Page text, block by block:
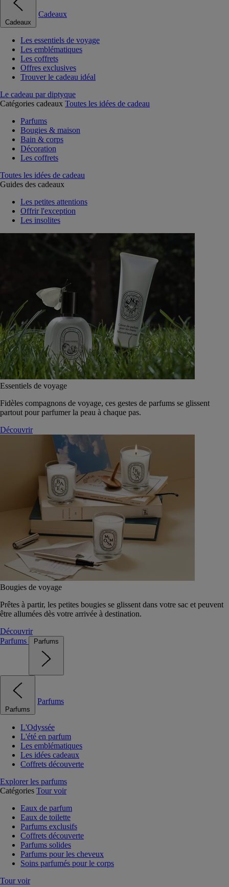
Cadeaux
Cadeaux
Les essentiels de voyage
Les emblématiques
Les coffrets
Offres exclusives
Trouver le cadeau idéal
Le cadeau par diptyque
Catégories cadeaux Toutes les idées de cadeau
Parfums
Bougies & maison
Bain & corps
Décoration
Les coffrets
Toutes les idées de cadeau
Guides des cadeaux
Les petites attentions
Offrir l'exception
Les insolites
Essentiels de voyage
Fidèles compagnons de voyage, ces gestes de parfums se glissent
partout pour parfumer la peau à chaque pas.
Découvrir
Bougies de voyage
Prêtes à partir, les petites bougies se glissent dans votre sac et peuvent
être allumées dès votre arrivée à destination.
Découvrir
Parfums
Parfums
Parfums
Parfums
L'Odyssée
L'été en parfum
Les emblématiques
Les idées cadeaux
Coffrets découverte
Explorer les parfums
Catégories Tour voir
Eaux de parfum
Eaux de toilette
Parfums exclusifs
Coffrets découverte
Parfums solides
Parfums pour les cheveux
Soins parfumés pour le corps
Tour voir